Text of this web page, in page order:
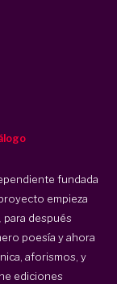
fundada
empieza
para después
poesía y ahora
aforismos, y
ediciones